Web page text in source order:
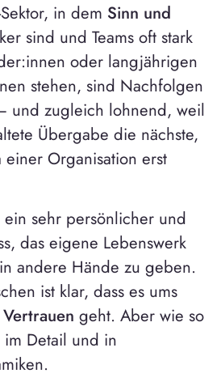
in dem Sinn und
sind und Teams oft stark
oder langjährigen
stehen, sind Nachfolgen
und zugleich lohnend, weil
Übergabe die nächste,
einer Organisation erst
ein sehr persönlicher und
das eigene Lebenswerk
andere Hände zu geben.
ist klar, dass es ums
Vertrauen geht. Aber wie so
Detail und in